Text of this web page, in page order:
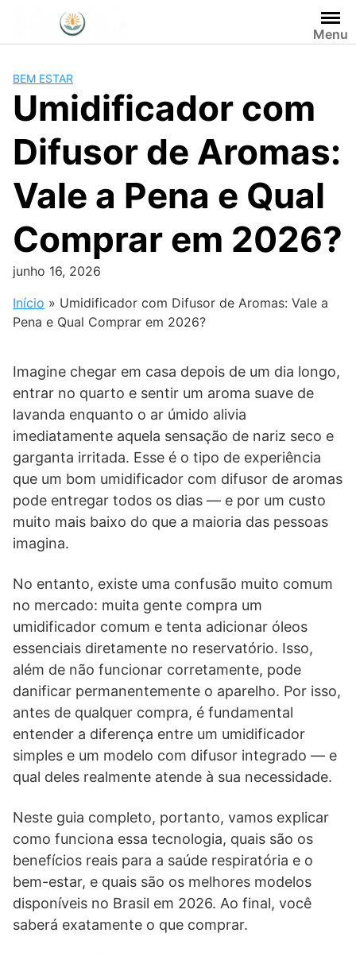
o
Menu
BEM ESTAR
Umidificador com
Difusor de Aromas:
Vale a Pena e Qual
Comprar em 2026?
junho 16, 2026
Início » Umidificador com Difusor de Aromas: Vale a
Pena e Qual Comprar em 2026?
Imagine chegar em casa depois de um dia longo,
entrar no quarto e sentir um aroma suave de
lavanda enquanto o ar úmido alivia
imediatamente aquela sensação de nariz seco e
garganta irritada. Esse é o tipo de experiência
que um bom umidificador com difusor de aromas
pode entregar todos os dias — e por um custo
muito mais baixo do que a maioria das pessoas
imagina.
No entanto, existe uma confusão muito comum
no mercado: muita gente compra um
umidificador comum e tenta adicionar óleos
essenciais diretamente no reservatório. Isso,
além de não funcionar corretamente, pode
danificar permanentemente o aparelho. Por isso,
antes de qualquer compra, é fundamental
entender a diferença entre um umidificador
simples e um modelo com difusor integrado — e
qual deles realmente atende à sua necessidade.
Neste guia completo, portanto, vamos explicar
como funciona essa tecnologia, quais são os
benefícios reais para a saúde respiratória e o
bem-estar, e quais são os melhores modelos
disponíveis no Brasil em 2026. Ao final, você
saberá exatamente o que comprar.